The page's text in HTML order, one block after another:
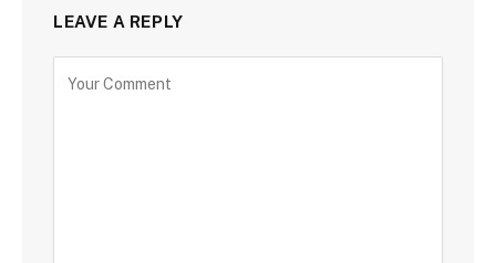
LEAVE A REPLY